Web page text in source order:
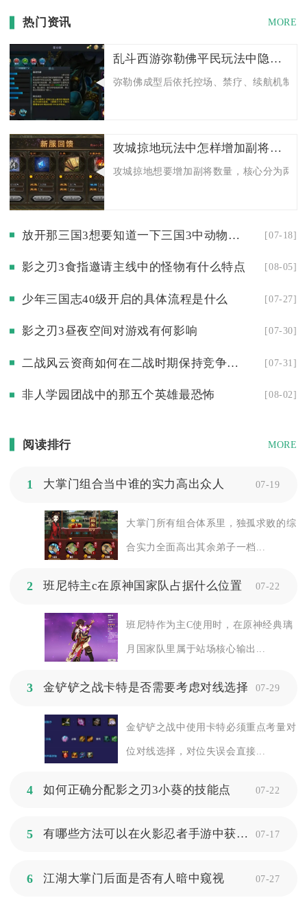
热门资讯 MORE
乱斗西游弥勒佛平民玩法中隐藏了哪些赚取稀有资源的方法
弥勒佛成型后依托控场、禁疗、续航机制
攻城掠地玩法中怎样增加副将的数量
攻城掠地想要增加副将数量，核心分为两
放开那三国3想要知道一下三国3中动物都在哪出现 [07-18]
影之刃3食指邀请主线中的怪物有什么特点 [08-05]
少年三国志40级开启的具体流程是什么 [07-27]
影之刃3昼夜空间对游戏有何影响 [07-30]
二战风云资商如何在二战时期保持竞争优势 [07-31]
非人学园团战中的那五个英雄最恐怖 [08-02]
阅读排行 MORE
1 大掌门组合当中谁的实力高出众人 07-19
大掌门所有组合体系里，独孤求败的综
合实力全面高出其余弟子一档...
2 班尼特主c在原神国家队占据什么位置 07-22
班尼特作为主C使用时，在原神经典璃
月国家队里属于站场核心输出...
3 金铲铲之战卡特是否需要考虑对线选择 07-29
金铲铲之战中使用卡特必须重点考量对
位对线选择，对位失误会直接...
4 如何正确分配影之刃3小葵的技能点 07-22
5 有哪些方法可以在火影忍者手游中获得波风水门 07-17
6 江湖大掌门后面是否有人暗中窥视 07-27